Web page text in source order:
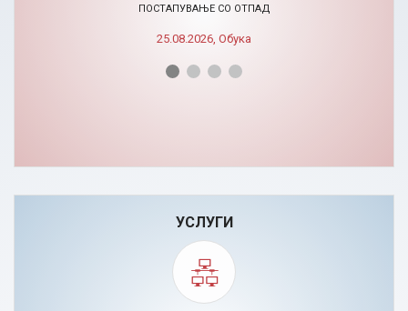
ПОСТАПУВАЊЕ СО ОТПАД
25.08.2026, Обука
УСЛУГИ